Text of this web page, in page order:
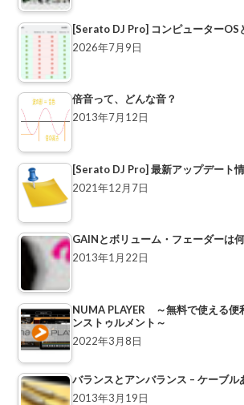
[Serato DJ Pro] コンピューターOS
2026年7月9日
倍音って、どんな音？
2013年7月12日
[Serato DJ Pro] 最新アップデート
2021年12月7日
GAINとボリューム・フェーダーは
2013年1月22日
NUMA PLAYER ～無料で使える便
ンストゥルメント～
2022年3月8日
バランスとアンバランス – ケーブル
2013年3月19日